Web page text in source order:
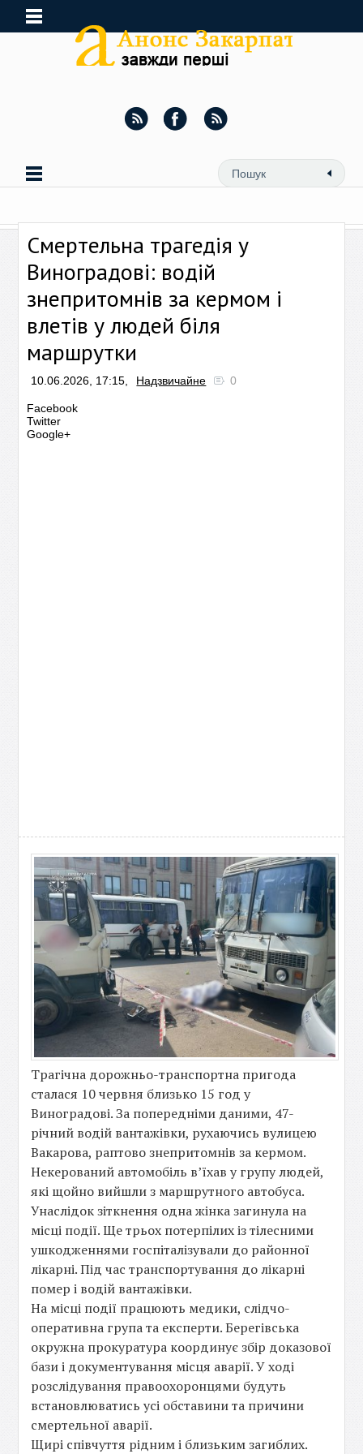
Смертельна трагедія у
Виноградові: водій
знепритомнів за кермом і
влетів у людей біля
маршрутки
10.06.2026, 17:15, Надзвичайне 0
Facebook
Twitter
Google+
Трагічна дорожньо-транспортна пригода
сталася 10 червня близько 15 год у
Виноградові. За попередніми даними, 47-
річний водій вантажівки, рухаючись вулицею
Вакарова, раптово знепритомнів за кермом.
Некерований автомобіль в’їхав у групу людей,
які щойно вийшли з маршрутного автобуса.
Унаслідок зіткнення одна жінка загинула на
місці події. Ще трьох потерпілих із тілесними
ушкодженнями госпіталізували до районної
лікарні. Під час транспортування до лікарні
помер і водій вантажівки.
На місці події працюють медики, слідчо-
оперативна група та експерти. Берегівська
окружна прокуратура координує збір доказової
бази і документування місця аварії. У ході
розслідування правоохоронцями будуть
встановлюватись усі обставини та причини
смертельної аварії.
Щирі співчуття рідним і близьким загиблих.